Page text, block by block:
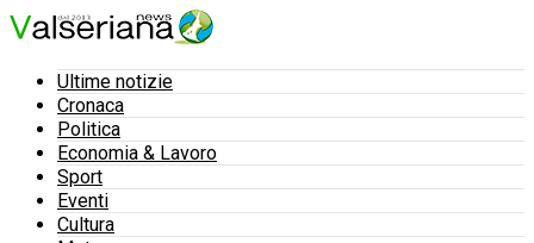
Ultime notizie
Cronaca
Politica
Economia & Lavoro
Sport
Eventi
Cultura